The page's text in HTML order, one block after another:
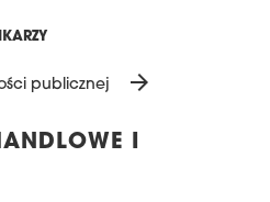
publicznej arrow_forward
I